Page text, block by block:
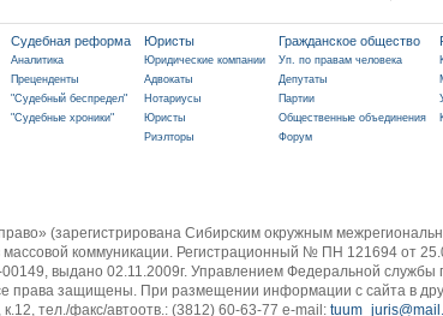
Судебная реформа Юристы Гражданское общество
Аналитика Юридические компании Уп. по правам человека
Преценденты Адвокаты Депутаты
"Судебный беспредел" Нотариусы Партии
"Судебные хроники" Юристы Общественные объединения
Риэлторы
Форум
(зарегистрирована Сибирским окружным
коммуникации. Регистрационный № ПН 121694 от
выдано 02.11.2009г. Управлением Федеральной службы
права защищены. При размещении информации с сайта в
тел./факс/автоотв.: (3812) 60-63-77 e-mail: